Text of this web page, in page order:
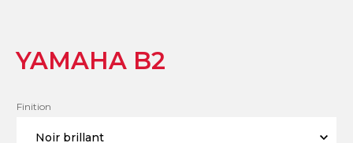
YAMAHA B2
Finition